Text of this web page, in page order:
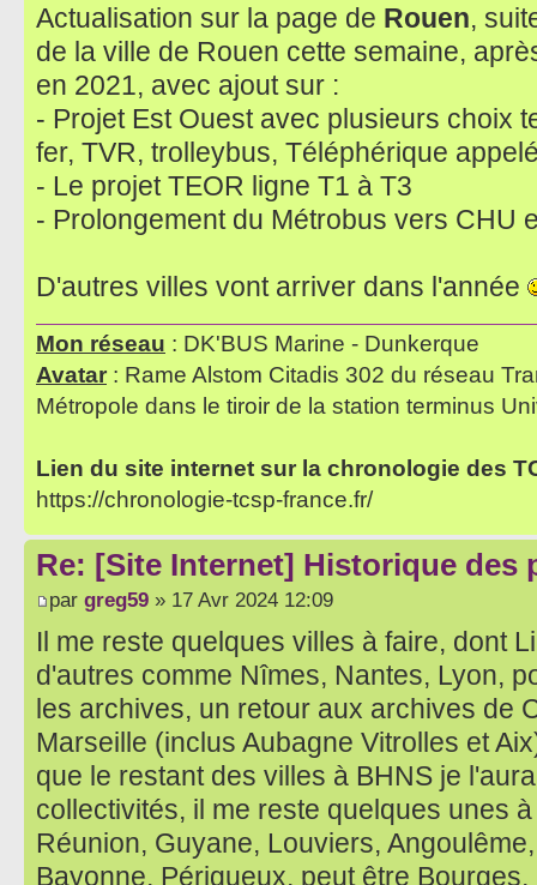
Actualisation sur la page de Rouen,
de la ville de Rouen cette semaine,
en 2021, avec ajout sur :
- Projet Est Ouest avec plusieurs choix
fer, TVR, trolleybus, Téléphérique
- Le projet TEOR ligne T1 à T3
- Prolongement du Métrobus vers CHU
D'autres villes vont arriver dans l'année
Mon réseau : DK'BUS Marine - Dunkerque
Avatar : Rame Alstom Citadis 302 du réseau
Métropole dans le tiroir de la station terminus
Lien du site internet sur la chronologie des
https://chronologie-tcsp-france.fr/
Re: [Site Internet] Historique des
par greg59 » 17 Avr 2024 12:09
Il me reste quelques villes à faire, dont
d'autres comme Nîmes, Nantes, Lyon,
les archives, un retour aux archives de
Marseille (inclus Aubagne Vitrolles et
que le restant des villes à BHNS je
collectivités, il me reste quelques unes
Réunion, Guyane, Louviers,
Bayonne, Périgueux, peut être